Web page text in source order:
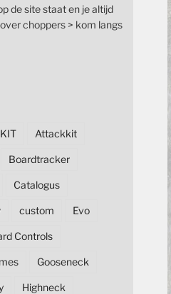
de site staat en je altijd
choppers > kom langs
Attackkit
Boardtracker
Catalogus
custom Evo
Controls
Gooseneck
Highneck